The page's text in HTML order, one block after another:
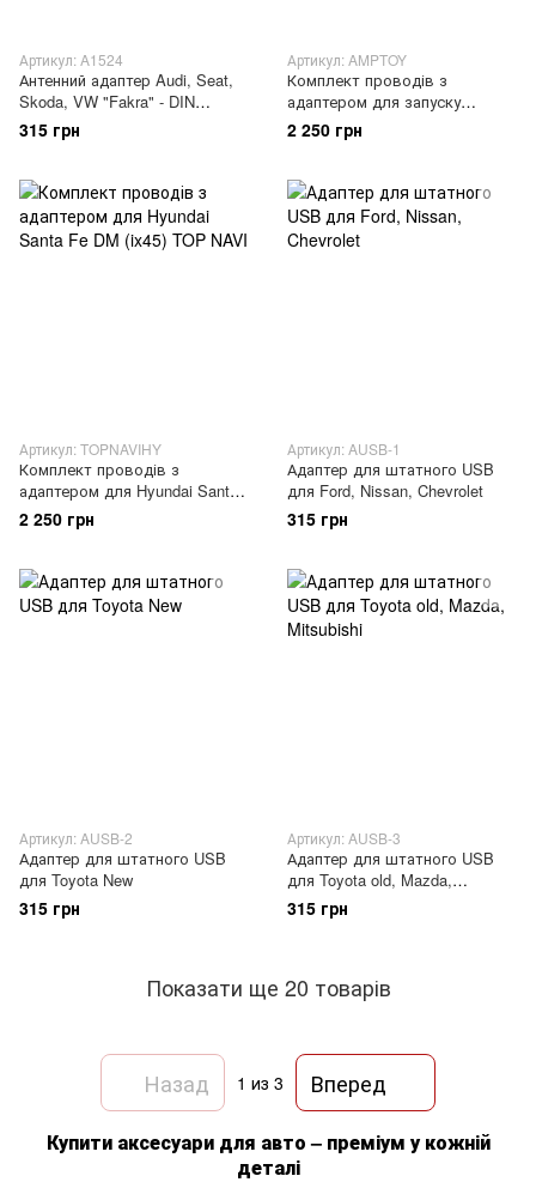
Артикул: A1524
Антенний адаптер Audi, Seat,
Skoda, VW "Fakra" - DIN
активний
315 грн
Артикул: AMPTOY
Комплект проводів з
адаптером для запуску
штатного підсилювача Toyota
2 250 грн
Артикул: TOPNAVIHY
Комплект проводів з
адаптером для Hyundai Santa
Fe DM (ix45) TOP NAVI
2 250 грн
Артикул: AUSB-1
Адаптер для штатного USB
для Ford, Nissan, Chevrolet
315 грн
Артикул: AUSB-2
Адаптер для штатного USB
для Toyota New
315 грн
Артикул: AUSB-3
Адаптер для штатного USB
для Toyota old, Mazda,
Mitsubishi
315 грн
Показати ще 20 товарів
Назад 1 из 3 Вперед
Купити аксесуари для авто – преміум у кожній
деталі